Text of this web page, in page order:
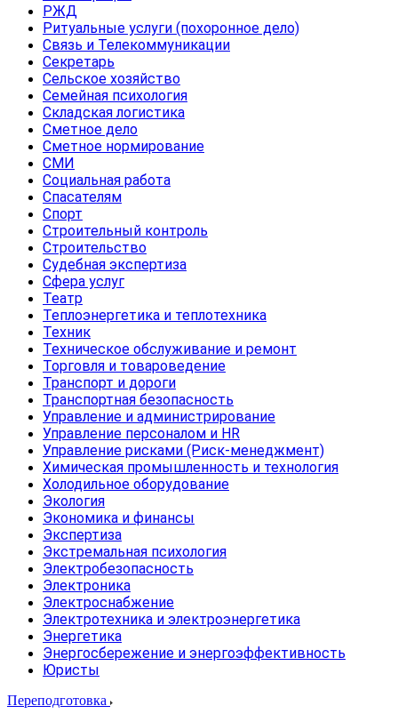
РЖД
Ритуальные услуги (похоронное дело)
Связь и Телекоммуникации
Секретарь
Сельское хозяйство
Семейная психология
Складская логистика
Сметное дело
Сметное нормирование
СМИ
Социальная работа
Спасателям
Спорт
Строительный контроль
Строительство
Судебная экспертиза
Сфера услуг
Театр
Теплоэнергетика и теплотехника
Техник
Техническое обслуживание и ремонт
Торговля и товароведение
Транспорт и дороги
Транспортная безопасность
Управление и администрирование
Управление персоналом и HR
Управление рисками (Риск-менеджмент)
Химическая промышленность и технология
Холодильное оборудование
Экология
Экономика и финансы
Экспертиза
Экстремальная психология
Электробезопасность
Электроника
Электроснабжение
Электротехника и электроэнергетика
Энергетика
Энергосбережение и энергоэффективность
Юристы
Переподготовка